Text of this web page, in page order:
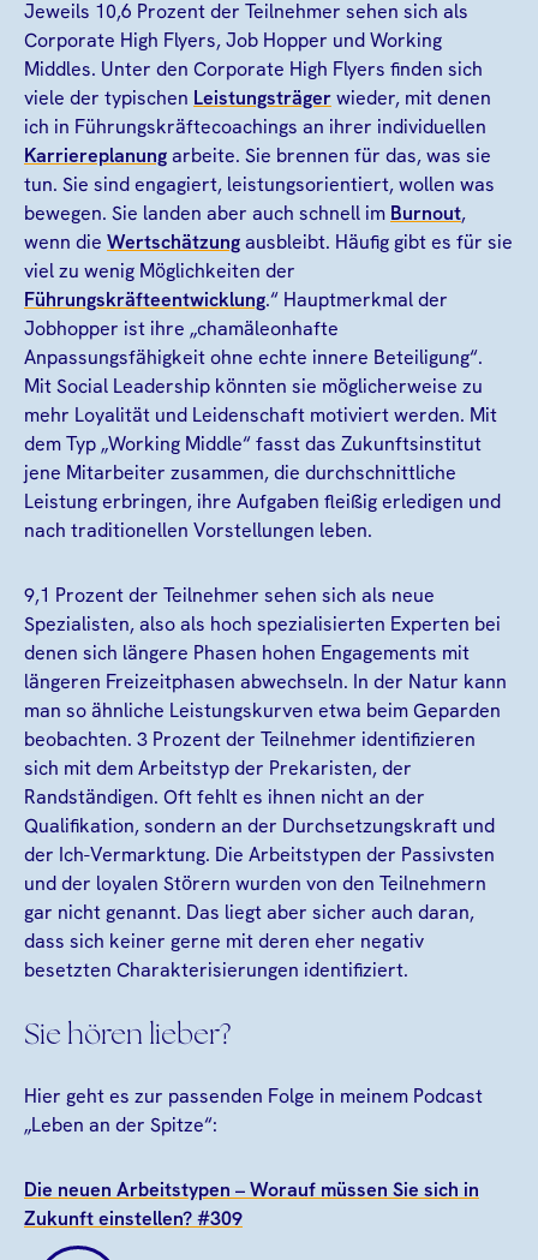
Jeweils 10,6 Prozent der Teilnehmer sehen sich als
Corporate High Flyers, Job Hopper und Working
Middles. Unter den Corporate High Flyers finden sich
viele der typischen Leistungsträgerwieder, mit denen
ich in Führungskräftecoachings an ihrer individuellen
Karriereplanungarbeite. Sie brennen für das, was sie
tun. Sie sind engagiert, leistungsorientiert, wollen was
bewegen. Sie landen aber auch schnell im Burnout,
wenn die Wertschätzungausbleibt. Häufig gibt es für sie
viel zu wenig Möglichkeiten der
Führungskräfteentwicklung.“ Hauptmerkmal der
Jobhopper ist ihre „chamäleonhafte
Anpassungsfähigkeit ohne echte innere Beteiligung“.
Mit Social Leadership könnten sie möglicherweise zu
mehr Loyalität und Leidenschaft motiviert werden. Mit
dem Typ „Working Middle“ fasst das Zukunftsinstitut
jene Mitarbeiter zusammen, die durchschnittliche
Leistung erbringen, ihre Aufgaben fleißig erledigen und
nach traditionellen Vorstellungen leben.
9,1 Prozent der Teilnehmer sehen sich als neue
Spezialisten, also als hoch spezialisierten Experten bei
denen sich längere Phasen hohen Engagements mit
längeren Freizeitphasen abwechseln. In der Natur kann
man so ähnliche Leistungskurven etwa beim Geparden
beobachten. 3 Prozent der Teilnehmer identifizieren
sich mit dem Arbeitstyp der Prekaristen, der
Randständigen. Oft fehlt es ihnen nicht an der
Qualifikation, sondern an der Durchsetzungskraft und
der Ich-Vermarktung. Die Arbeitstypen der Passivsten
und der loyalen Störern wurden von den Teilnehmern
gar nicht genannt. Das liegt aber sicher auch daran,
dass sich keiner gerne mit deren eher negativ
besetzten Charakterisierungen identifiziert.
Sie hören lieber?
Hier geht es zur passenden Folge in meinem Podcast
„Leben an der Spitze“:
Die neuen Arbeitstypen – Worauf müssen Sie sich in
Zukunft einstellen? #309